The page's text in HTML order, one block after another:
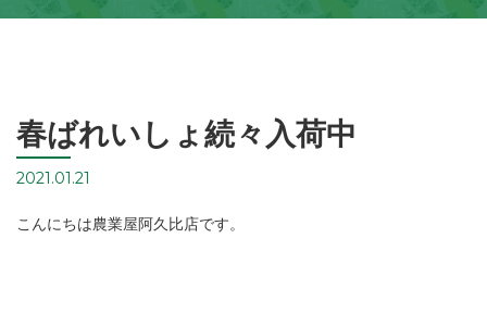
春ばれいしょ続々入荷中
2021.01.21
こんにちは農業屋阿久比店です。